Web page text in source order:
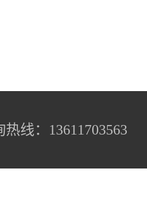
热线：13611703563